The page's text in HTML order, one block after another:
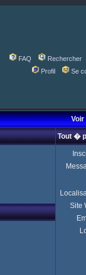
FAQ
Rechercher
Profil
Se
Voir
Tout �
Site